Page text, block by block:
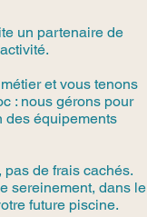
un partenaire de
et vous tenons
: nous gérons pour
des équipements
de frais cachés.
sereinement, dans le
future piscine.